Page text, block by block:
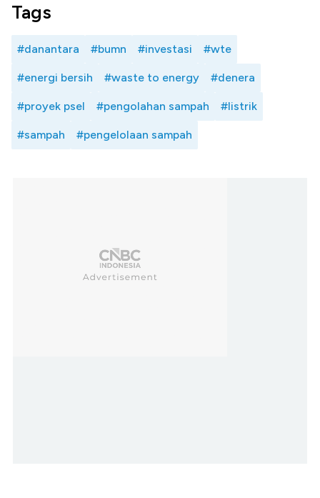
Tags
#danantara #bumn #investasi #wte
#energi bersih #waste to energy #denera
#proyek psel #pengolahan sampah #listrik
#sampah #pengelolaan sampah